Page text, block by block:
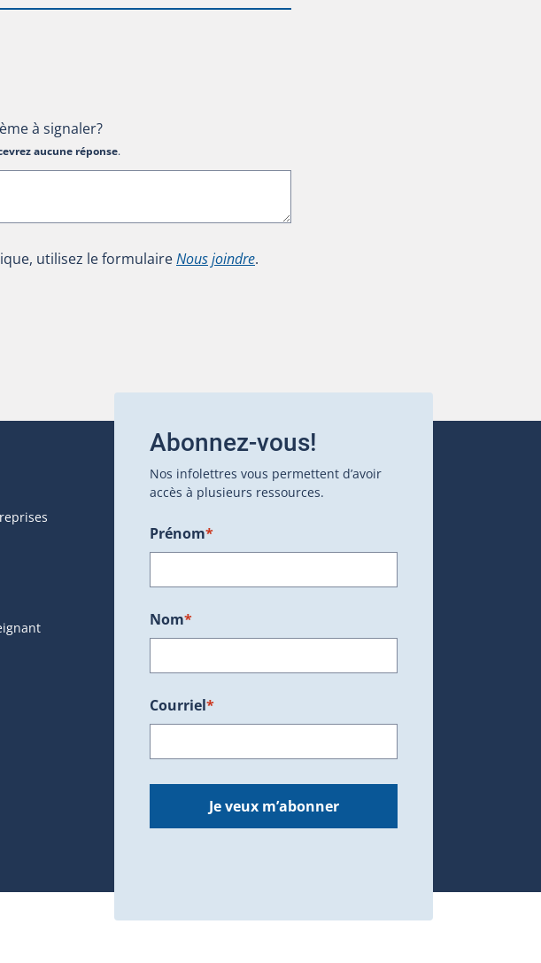
à signaler?
aucune réponse.
utilisez le formulaireNous joindre.
externe s'ouvrira dans une nouvelle fenêtre.)
externe s'ouvrira dans une nouvelle fenêtre.)
Abonnez-vous!
Nos infolettres vous permettent d’avoir
accès à plusieurs ressources.
Prénom*
Nom*
Courriel*
Je veux m’abonner